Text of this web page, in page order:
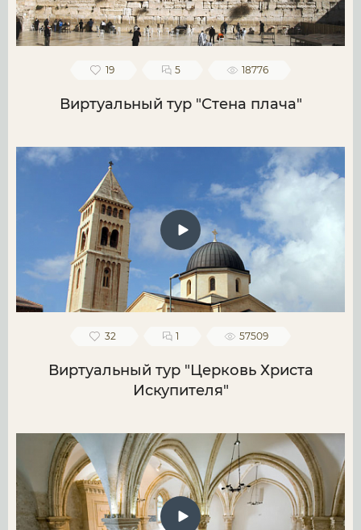
19 5 18776
Виртуальный тур "Стена плача"
32 1 57509
Виртуальный тур "Церковь Христа
Искупителя"